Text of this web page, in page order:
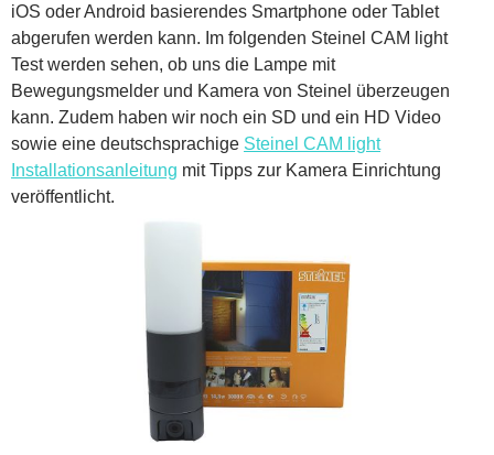
iOS oder Android basierendes Smartphone oder Tablet
abgerufen werden kann. Im folgenden Steinel CAM light
Test werden sehen, ob uns die Lampe mit
Bewegungsmelder und Kamera von Steinel überzeugen
kann. Zudem haben wir noch ein SD und ein HD Video
sowie eine deutschsprachige Steinel CAM light
Installationsanleitung mit Tipps zur Kamera Einrichtung
veröffentlicht.